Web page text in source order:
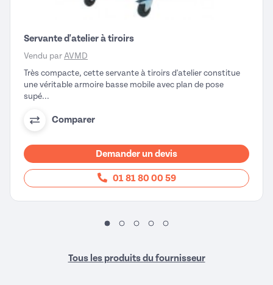
Servante d'atelier à tiroirs
Vendu par AVMD
Très compacte, cette servante à tiroirs d'atelier constitue
une véritable armoire basse mobile avec plan de pose
supé...
Comparer
Demander un devis
01 81 80 00 59
Tous les produits du fournisseur